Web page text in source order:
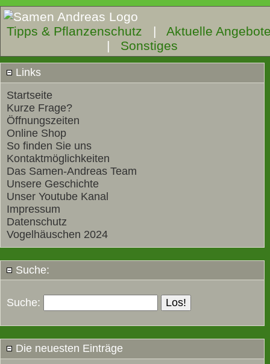
Tipps & Pflanzenschutz | Aktuelle
| Sonstiges
Links
Startseite
Kurze Frage?
Öffnungszeiten
Online Shop
So finden Sie uns
Kontaktmöglichkeiten
Das Samen-Andreas Team
Unsere Geschichte
Unser Youtube Kanal
Impressum
Datenschutz
Vogelhäuschen 2024
Suche:
Suche:
Die neuesten Einträge